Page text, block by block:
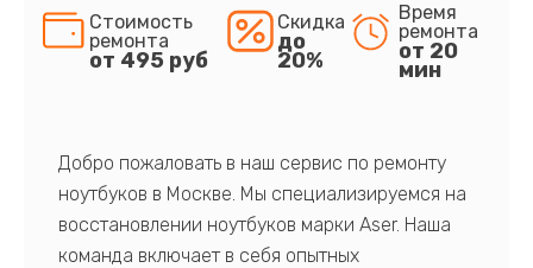
Стоимость
ремонта
от 495 руб
Скидка
до
20%
Время
ремонта
от 20
мин
Добро пожаловать в наш сервис по ремонту
ноутбуков в Москве. Мы специализируемся на
восстановлении ноутбуков марки Aser. Наша
команда включает в себя опытных